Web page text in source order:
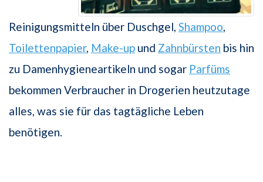
Reinigungsmitteln über Duschgel, Shampoo,
Toilettenpapier, Make-up und Zahnbürsten bis hin
zu Damenhygieneartikeln und sogar Parfüms
bekommen Verbraucher in Drogerien heutzutage
alles, was sie für das tagtägliche Leben
benötigen.